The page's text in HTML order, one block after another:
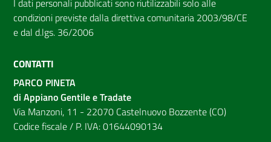
I dati personali pubblicati sono riutilizzabili solo alle
condizioni previste dalla direttiva comunitaria 2003/98/CE
e dal d.lgs. 36/2006
CONTATTI
PARCO PINETA
di Appiano Gentile e Tradate
Via Manzoni, 11 - 22070 Castelnuovo Bozzente (CO)
Codice fiscale / P. IVA: 01644090134